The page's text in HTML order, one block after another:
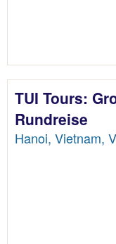
TUI Tours:
Rundreise
Hanoi, Vietnam,